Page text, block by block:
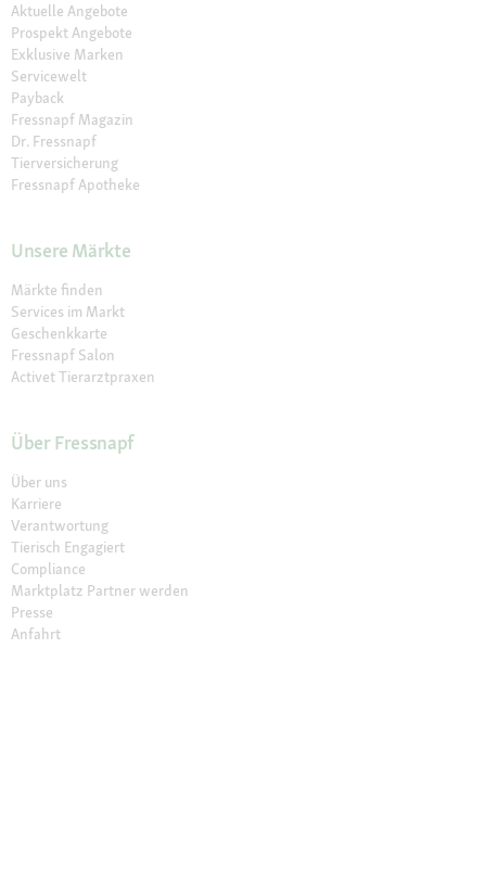
Aktuelle Angebote
Prospekt Angebote
Exklusive Marken
Servicewelt
Payback
Fressnapf Magazin
Dr. Fressnapf
Tierversicherung
Fressnapf Apotheke
Unsere Märkte
Märkte finden
Services im Markt
Geschenkkarte
Fressnapf Salon
Activet Tierarztpraxen
Über Fressnapf
Über uns
Karriere
Verantwortung
Tierisch Engagiert
Compliance
Marktplatz Partner werden
Presse
Anfahrt